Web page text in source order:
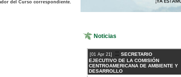
del Curso correspondiente.
Noticias
[01 Apr 21] :: SECRETARIO
EJECUTIVO DE LA COMISIÓN
CENTROAMERICANA DE AMBIENTE Y
DESARROLLO